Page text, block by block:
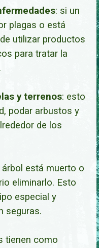
: si un
plagas o está
utilizar productos
para tratar la
y terrenos: esto
podar arbustos y
de los
árbol está muerto o
eliminarlo. Esto
especial y
seguras.
tienen como